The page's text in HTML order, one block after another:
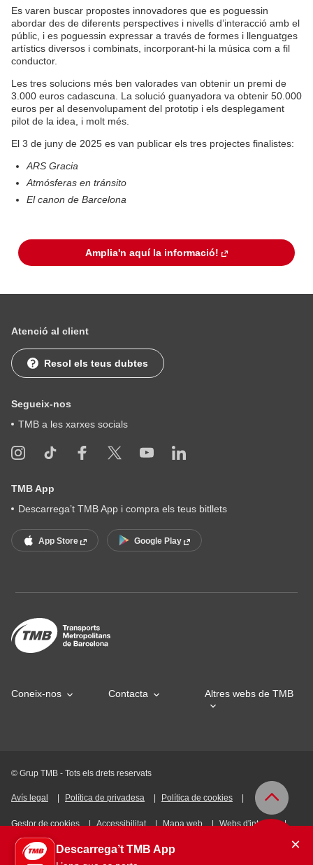
Es varen buscar propostes innovadores que es poguessin
abordar des de diferents perspectives i nivells d’interacció amb el
públic, i es poguessin expressar a través de formes i llenguatges
artístics diversos i combinats, incorporant-hi la música com a fil
conductor.
Les tres solucions més ben valorades van obtenir un premi de
3.000 euros cadascuna. La solució guanyadora va obtenir 50.000
euros per al desenvolupament del prototip i els desplegament
pilot de la idea, i molt més.
El 3 de juny de 2025 es van publicar els tres projectes finalistes:
ARS Gracia
Atmósferas en tránsito
El canon de Barcelona
Amplia'n aquí la informació!
Atenció al client
Resol els teus dubtes
Segueix-nos
TMB a les xarxes socials
TMB App
Descarrega’t TMB App i compra els teus bitllets
App Store Google Play
Coneix-nos Contacta Altres webs de TMB
© Grup TMB - Tots els drets reservats
Avís legal Política de privadesa Política de cookies
Gestor de cookies Accessibilitat Mapa web Webs d'interès
Intranet Descarrega’t TMB App ×